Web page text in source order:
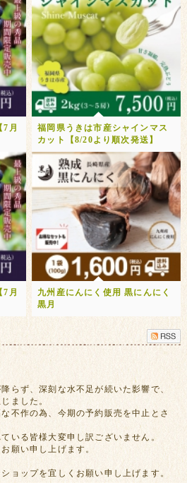
月
福岡県うきは市産シャインマス
カット【8/20より順次発送】
7月
九州産にんにく使用 黒にんにく
黒月
らず、深刻な水不足が続いた影響で、
ました。
不作の為、今期の予約販売を中止とさ
いる皆様大変申し訳ございません。
願い申し上げます。
ョップを宜しくお願い申し上げます。